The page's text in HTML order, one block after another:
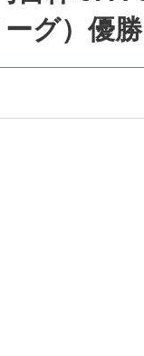
グ）優